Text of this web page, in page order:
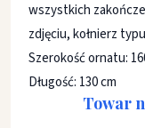
wszystkich
zdjęciu, kołnierz
Szerokość ornatu:
Długość: 130 cm
Towar